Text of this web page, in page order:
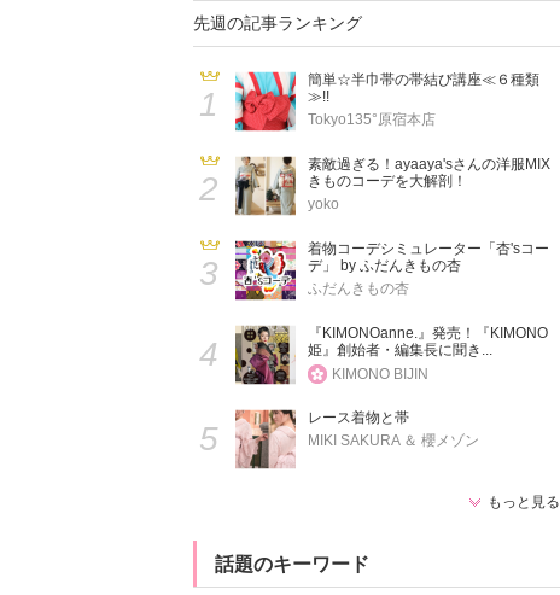
先週の記事ランキング
1
簡単☆半巾帯の帯結び講座≪６種類
≫!!
Tokyo135°原宿本店
2
素敵過ぎる！ayaaya'sさんの洋服MIX
きものコーデを大解剖！
yoko
3
着物コーデシミュレーター「杏'sコー
デ」 by ふだんきもの杏
ふだんきもの杏
4
『KIMONOanne.』発売！『KIMONO
姫』創始者・編集長に聞き...
KIMONO BIJIN
5
レース着物と帯
MIKI SAKURA ＆ 櫻メゾン
もっと見る
話題のキーワード